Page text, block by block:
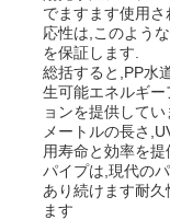
でますます使用
応性は,このよう
を保証します.
総括すると,PP水
生可能エネルギ
ョンを提供して
メートルの長さ
用寿命と効率を
パイプは,現代の
あり続けます耐
ます